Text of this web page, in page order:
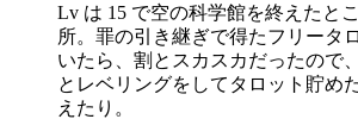
Lv は 15 で空の科学館を終えたと
所。罪の引き継ぎで得たフリータ
いたら、割とスカスカだったので
とレベリングをしてタロット貯め
えたり。